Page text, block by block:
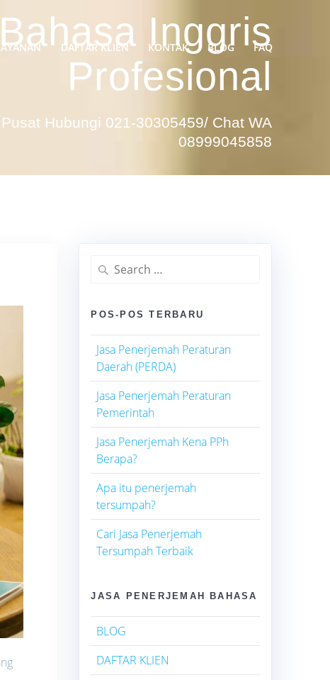
DAFTAR KLIEN KONTAK BLOG FAQ
Inggris
Profesional
Hubungi 021-30305459/ Chat WA
08999045858
Search
for:
POS-POS TERBARU
Jasa Penerjemah Peraturan
Daerah (PERDA)
Jasa Penerjemah Peraturan
Pemerintah
Jasa Penerjemah Kena PPh
Berapa?
Apa itu penerjemah
tersumpah?
Cari Jasa Penerjemah
Tersumpah Terbaik
JASA PENERJEMAH BAHASA
BLOG
DAFTAR KLIEN